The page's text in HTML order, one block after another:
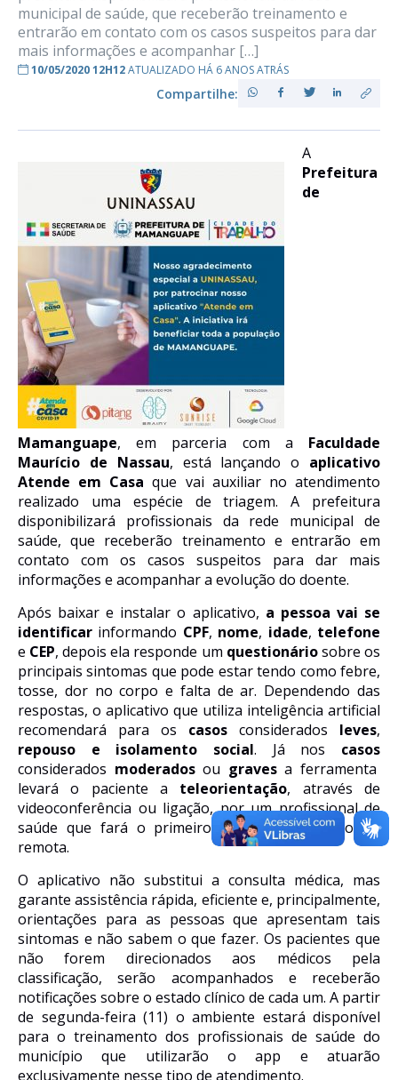
municipal de saúde, que receberão treinamento e
entrarão em contato com os casos suspeitos para dar
mais informações e acompanhar […]
10/05/2020 12H12ATUALIZADO HÁ 6 ANOS ATRÁS
Compartilhe:
A
Prefeitura
de
Mamanguape, em parceria com a Faculdade
Maurício de Nassau, está lançando o aplicativo
Atende em Casa que vai auxiliar no atendimento
realizado uma espécie de triagem. A prefeitura
disponibilizará profissionais da rede municipal de
saúde, que receberão treinamento e entrarão em
contato com os casos suspeitos para dar mais
informações e acompanhar a evolução do doente.
Após baixar e instalar o aplicativo, a pessoa vai se
identificar informando CPF, nome, idade, telefone
e CEP, depois ela responde um questionáriosobre os
principais sintomas que pode estar tendo como febre,
tosse, dor no corpo e falta de ar. Dependendo das
respostas, o aplicativo que utiliza inteligência artificial
recomendará para os casos considerados leves,
repouso
e isolamento social. Já nos casos
considerados moderadosou gravesa ferramenta
levará o paciente a teleorientação, através de
videoconferência ou ligação, por um profissional de
saúde que fará o primeiro atendimento de forma
remota.
O aplicativo não substitui a consulta médica, mas
garante assistência rápida, eficiente e, principalmente,
orientações para as pessoas que apresentam tais
sintomas e não sabem o que fazer. Os pacientes que
não forem direcionados aos médicos pela
classificação, serão acompanhados e receberão
notificações sobre o estado clínico de cada um. A partir
de segunda-feira (11) o ambiente estará disponível
para o treinamento dos profissionais de saúde do
município que utilizarão o app e atuarão
exclusivamente nesse tipo de atendimento.